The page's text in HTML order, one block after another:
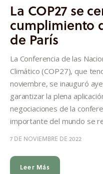
Proyectos
Informes
Quiénes somos
La COP27 se
cumplimiento
de París
La Conferencia de las
Climático (COP27), que
noviembre, se inauguró
garantizar la plena
negociaciones de la
importante del mundo se
7 DE NOVIEMBRE DE 2022
Leer Más